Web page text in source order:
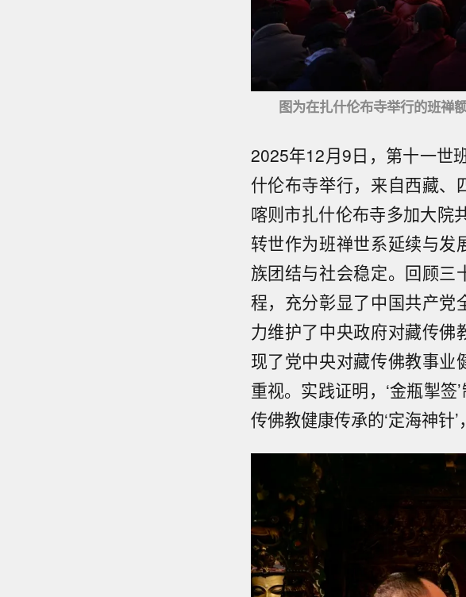
图为在扎什伦布寺举行的班禅
2025年12月9日，第十一世
什伦布寺举行，来自西藏、
喀则市扎什伦布寺多加大院
转世作为班禅世系延续与发
族团结与社会稳定。回顾三
程，充分彰显了中国共产党
力维护了中央政府对藏传
现了党中央对藏传佛教事业
重视。实践证明，‘金瓶掣
传佛教健康传承的‘定海神针